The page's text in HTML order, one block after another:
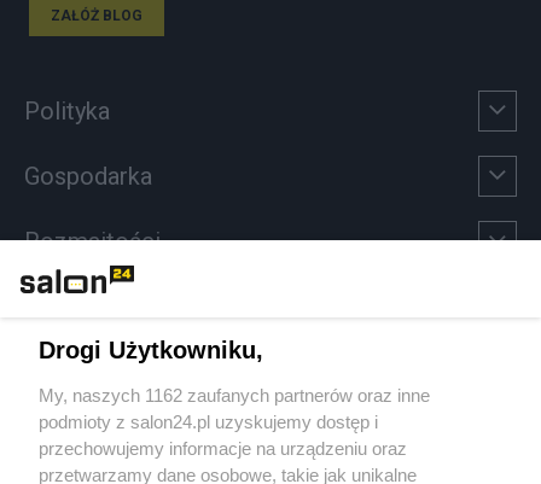
ZAŁÓŻ BLOG
Polityka
Gospodarka
Rozmaitości
Sport
Społeczeństwo
Drogi Użytkowniku,
My, naszych 1162 zaufanych partnerów oraz inne
podmioty z salon24.pl uzyskujemy dostęp i
przechowujemy informacje na urządzeniu oraz
przetwarzamy dane osobowe, takie jak unikalne